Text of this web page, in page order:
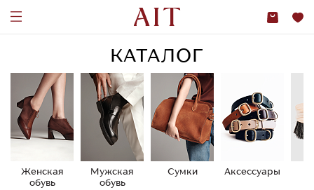
КАТАЛОГ
Женская
обувь
Мужская
обувь
Сумки Аксессуары